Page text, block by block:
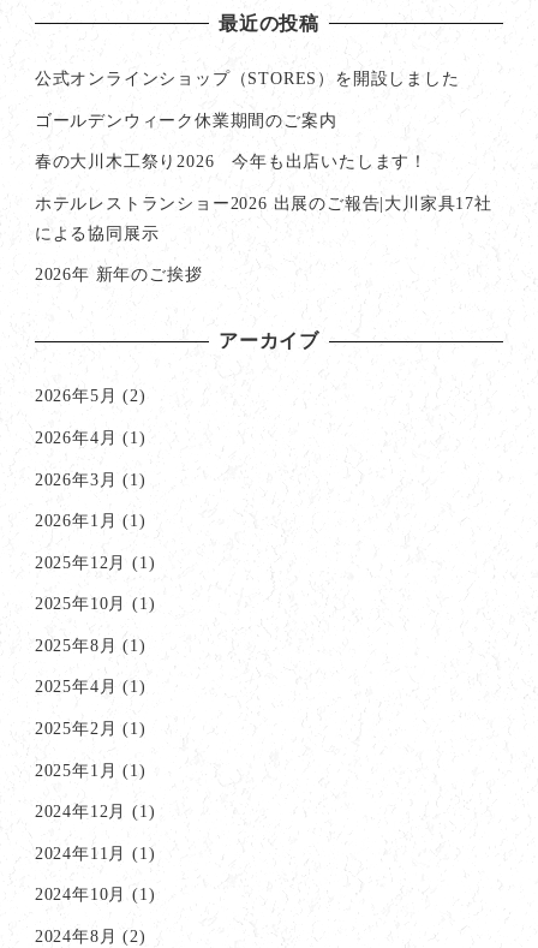
最近の投稿
公式オンラインショップ（STORES）を開設しました
ゴールデンウィーク休業期間のご案内
春の大川木工祭り2026 今年も出店いたします！
ホテルレストランショー2026 出展のご報告|大川家具17社
による協同展示
2026年 新年のご挨拶
アーカイブ
2026年5月 (2)
2026年4月 (1)
2026年3月 (1)
2026年1月 (1)
2025年12月 (1)
2025年10月 (1)
2025年8月 (1)
2025年4月 (1)
2025年2月 (1)
2025年1月 (1)
2024年12月 (1)
2024年11月 (1)
2024年10月 (1)
2024年8月 (2)